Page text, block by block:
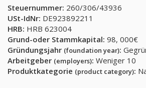
Steuernummer: 260/306/43936
USt-IdNr: DE923892211
HRB: HRB 623004
Grund-oder Stammkapital: 98, 000€
Gründungsjahr (foundation year):
Arbeitgeber (employers): Weniger 10
Produktkategorie (product category):